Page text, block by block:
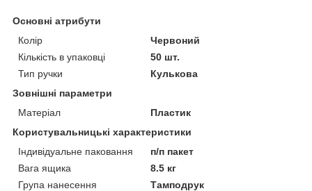
Основні атрибути
Колір
Червоний
Кількість в упаковці
50 шт.
Тип ручки
Кулькова
Зовнішні параметри
Матеріал
Пластик
Користувальницькі характеристики
Індивідуальне паковання
п/п пакет
Вага ящика
8.5 кг
Група нанесення
Тамподрук